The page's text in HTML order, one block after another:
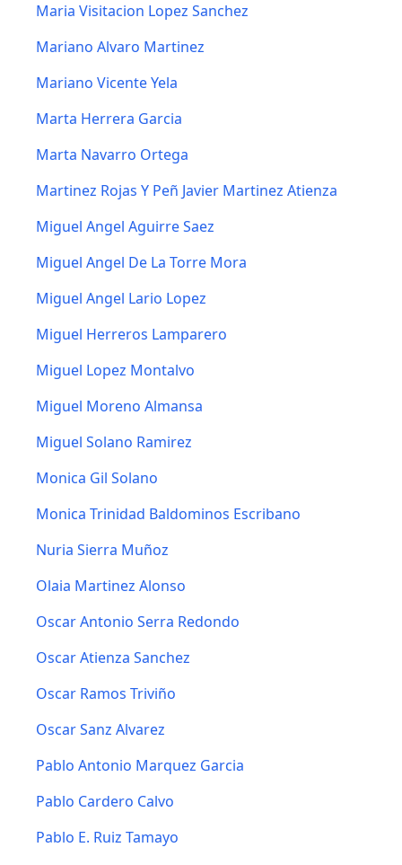
Maria Visitacion Lopez Sanchez
Mariano Alvaro Martinez
Mariano Vicente Yela
Marta Herrera Garcia
Marta Navarro Ortega
Martinez Rojas Y Peñ Javier Martinez Atienza
Miguel Angel Aguirre Saez
Miguel Angel De La Torre Mora
Miguel Angel Lario Lopez
Miguel Herreros Lamparero
Miguel Lopez Montalvo
Miguel Moreno Almansa
Miguel Solano Ramirez
Monica Gil Solano
Monica Trinidad Baldominos Escribano
Nuria Sierra Muñoz
Olaia Martinez Alonso
Oscar Antonio Serra Redondo
Oscar Atienza Sanchez
Oscar Ramos Triviño
Oscar Sanz Alvarez
Pablo Antonio Marquez Garcia
Pablo Cardero Calvo
Pablo E. Ruiz Tamayo